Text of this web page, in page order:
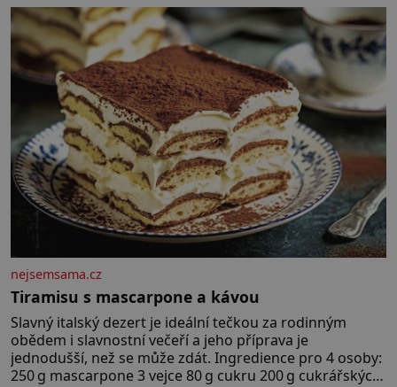
nejsemsama.cz
Tiramisu s mascarpone a kávou
Slavný italský dezert je ideální tečkou za rodinným
obědem i slavnostní večeří a jeho příprava je
jednodušší, než se může zdát. Ingredience pro 4 osoby:
250 g mascarpone 3 vejce 80 g cukru 200 g cukrářských